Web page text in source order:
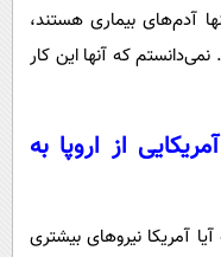
آدم‌های بیماری هستند،
که آنها این کار
از اروپا به
آمریکا نیروهای بیشتری